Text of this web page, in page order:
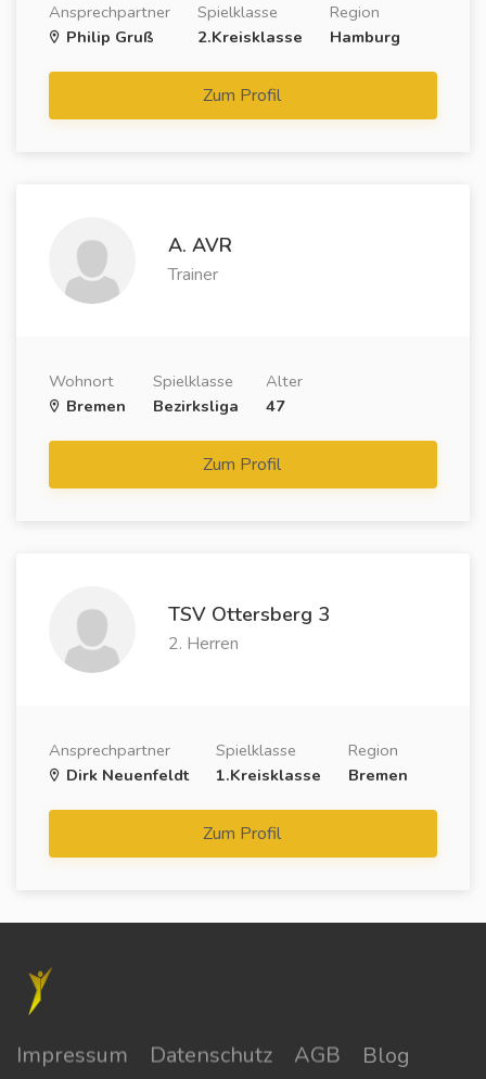
Ansprechpartner
Philip Gruß
Spielklasse
2.Kreisklasse
Region
Hamburg
Zum Profil
A. AVR
Trainer
Wohnort
Bremen
Spielklasse
Bezirksliga
Alter
47
Zum Profil
TSV Ottersberg 3
2. Herren
Ansprechpartner
Dirk Neuenfeldt
Spielklasse
1.Kreisklasse
Region
Bremen
Zum Profil
Impressum Datenschutz AGB
Blog